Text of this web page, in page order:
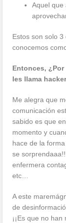
Aquel que
Estos son solo
conocemos
Entonces,
les llama
Me alegra que
comunicación
sabido es que
momento y
hace de la
se
enfermera
etc…
A este
de
¡¡Es que no